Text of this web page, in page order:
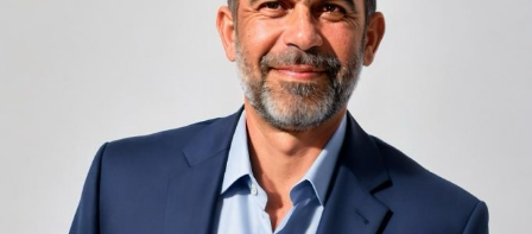
Zgomotul pașilor din camera de sus sau din coridorul
adiacent rămâne una dintre cele mai frecvente
nemulțumiri semnalate de oaspeți în recenziile online,
chiar și la unități altfel apreciate pentru servicii și
locație. De multe ori, oaspeții nu identifică pardoseala
drept sursa reală a problemei, ci descriu simplu senzația
de spațiu zgomotos sau agitat.